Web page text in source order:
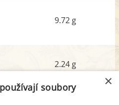
9.72 g
2.24 g
0.35 g
×
soubory